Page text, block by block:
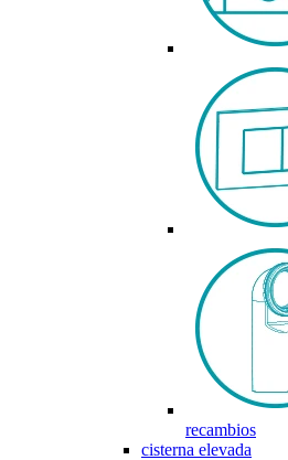
recambios
cisterna elevada